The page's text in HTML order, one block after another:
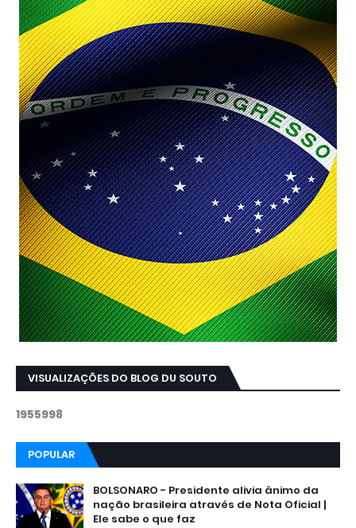
VISUALIZAÇÕES DO BLOG DU SOUTO
1955998
POPULAR
BOLSONARO - Presidente alivia ânimo da
nação brasileira através de Nota Oficial |
Ele sabe o que faz